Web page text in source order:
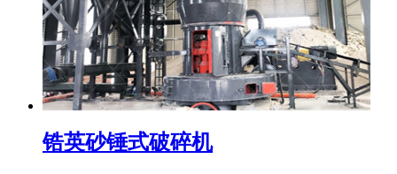
锆英砂锤式破碎机